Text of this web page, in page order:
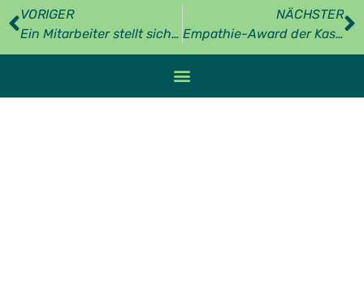
VORIGER
Ein Mitarbeiter stellt sich vor: Henrik
NÄCHSTER
Empathie-Award der Kassen geht an validis